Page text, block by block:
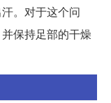
。对于这个问
保持足部的干燥